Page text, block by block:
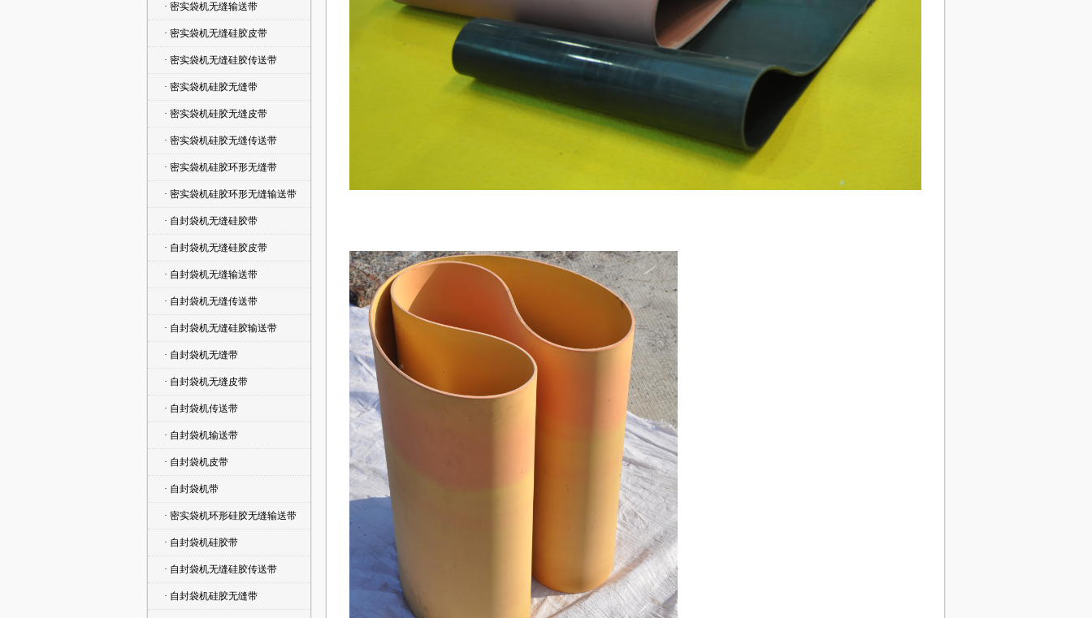
· 密实袋机无缝输送带
· 密实袋机无缝硅胶皮带
· 密实袋机无缝硅胶传送带
· 密实袋机硅胶无缝带
· 密实袋机硅胶无缝皮带
· 密实袋机硅胶无缝传送带
· 密实袋机硅胶环形无缝带
· 密实袋机硅胶环形无缝输送带
· 自封袋机无缝硅胶带
· 自封袋机无缝硅胶皮带
· 自封袋机无缝输送带
· 自封袋机无缝传送带
· 自封袋机无缝硅胶输送带
· 自封袋机无缝带
· 自封袋机无缝皮带
· 自封袋机传送带
· 自封袋机输送带
· 自封袋机皮带
· 自封袋机带
· 密实袋机环形硅胶无缝输送带
· 自封袋机硅胶带
· 自封袋机无缝硅胶传送带
· 自封袋机硅胶无缝带